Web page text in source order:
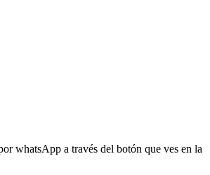
whatsApp a través del botón que ves en la